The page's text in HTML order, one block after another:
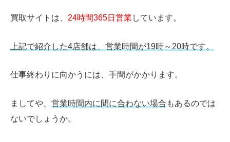
買取サイトは、 24時間365日営業 しています。
上記で紹介した4店舗は、営業時間が19時～20時です。
仕事終わりに向かうには、手間がかかります。
ましてや、 営業時間内に間に合わない場合 もあるのでは
ないでしょうか。